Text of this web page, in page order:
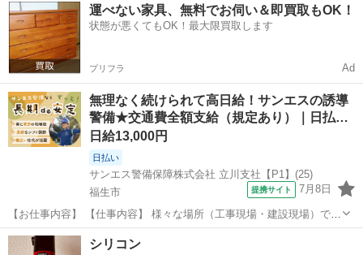
運べない家具、無料でお伺い＆即買取もOK！
状態が悪くてもOK！最大限買取します
プリフラ Ad
無理なく続けられて高日給！サンエスの誘導
警備★交通費全額支給（規定あり）｜日払…
日給13,000円
日払い
サンエス警備保障株式会社 立川支社【P1】(25)
福生市
提携サイト 7月8日
【お仕事内容】 【仕事内容】 様々な場所（工事現場・建設現場）での
交通誘導・案内をお任せします。 道路をご利用される車両や歩行者の
方が安全に安心して通行するために適切に誘導してください。 現場へ
東京 福生市 警備員
シリコン